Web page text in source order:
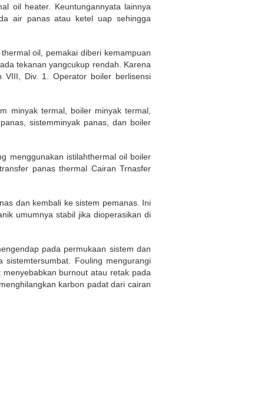
oil heater. Keuntungannyata lainnya
air panas atau ketel uap sehingga
oil, pemakai diberi kemampuan
tekanan yangcukup rendah. Karena
VIII, Div. 1. Operator boiler berlisensi
minyak termal, boiler minyak termal,
sistemminyak panas, dan boiler
menggunakan istilahthermal oil boiler
panas thermal Cairan Trnasfer
dan kembali ke sistem pemanas. Ini
umumnya stabil jika dioperasikan di
pada permukaan sistem dan
Fouling mengurangi
burnout atau retak pada
karbon padat dari cairan